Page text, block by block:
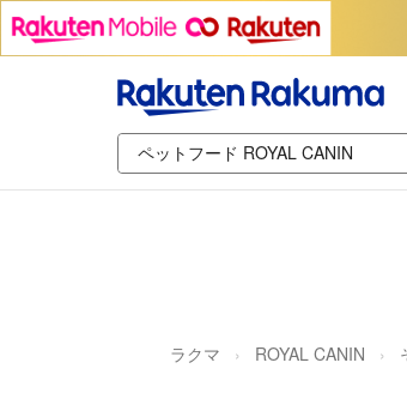
ラクマ ROYAL CANIN